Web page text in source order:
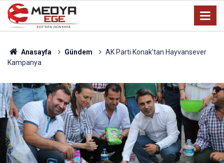
Anasayfa Gündem
AK Parti Konak'tan Hayvansever
Kampanya